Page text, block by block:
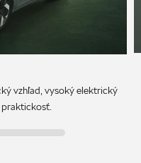
vzhľad, vysoký elektrický